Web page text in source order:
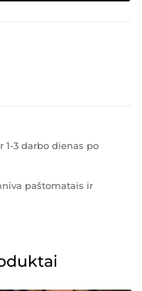
1-3 darbo dienas po
paštomatais ir